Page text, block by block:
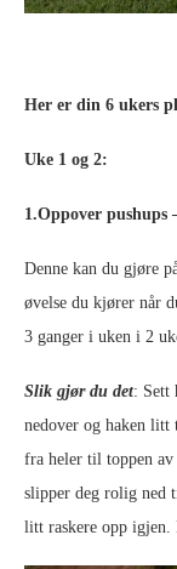
Her er din 6 ukers
Uke 1 og 2:
1.Oppover pushups
Denne kan du gjøre
øvelse du kjører når
3 ganger i uken i 2
Slik gjør du det: Sett
nedover og haken
fra heler til toppen av
slipper deg rolig ned
litt raskere opp igjen.